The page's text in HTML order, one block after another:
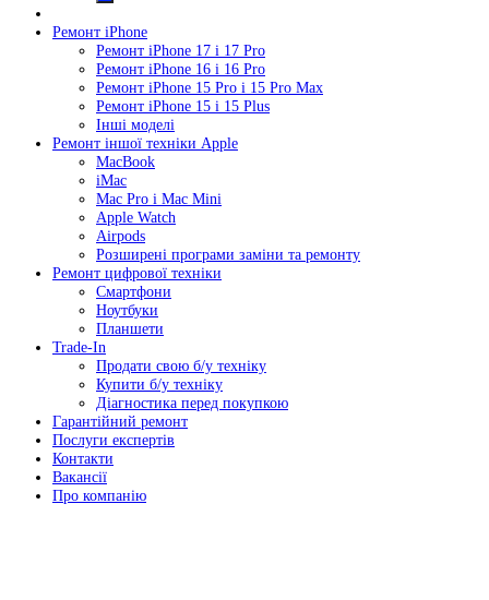
Ремонт iPhone
Ремонт iPhone 17 і 17 Pro
Ремонт iPhone 16 і 16 Pro
Ремонт iPhone 15 Pro і 15 Pro Max
Ремонт iPhone 15 і 15 Plus
Інші моделі
Ремонт іншої техніки Apple
MacBook
iMac
Mac Pro і Mac Mini
Apple Watch
Airpods
Розширені програми заміни та ремонту
Ремонт цифрової техніки
Смартфони
Ноутбуки
Планшети
Trade-In
Продати свою б/у техніку
Купити б/у техніку
Діагностика перед покупкою
Гарантійний ремонт
Послуги експертів
Контакти
Вакансії
Про компанію